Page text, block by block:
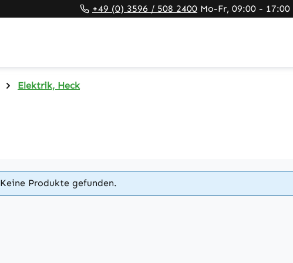
+49 (0) 3596 / 508 2400 Mo-Fr, 09:00 - 17:00
Elektrik, Heck
Keine Produkte gefunden.